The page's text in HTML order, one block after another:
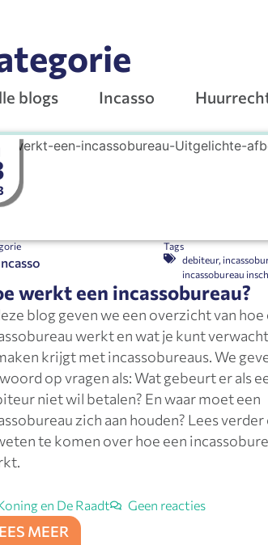
blogs Incasso
Tags
debiteur,
incassobureau
werkt een incassobureau?
blog geven we een overzicht van hoe
werkt en wat je kunt
krijgt met incassobureaus. We
op vragen als: Wat gebeurt er als
niet wil betalen? En waar moet een
zich aan houden? Lees
te komen over hoe een
en De Raadt Geen reacties
MEER